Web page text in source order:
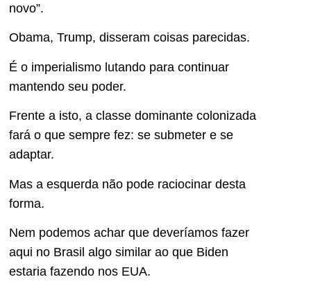
novo”.
Obama, Trump, disseram coisas parecidas.
É o imperialismo lutando para continuar
mantendo seu poder.
Frente a isto, a classe dominante colonizada
fará o que sempre fez: se submeter e se
adaptar.
Mas a esquerda não pode raciocinar desta
forma.
Nem podemos achar que deveríamos fazer
aqui no Brasil algo similar ao que Biden
estaria fazendo nos EUA.